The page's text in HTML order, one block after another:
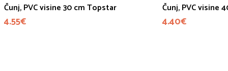
Čunj, PVC visine 30 cm Topstar
4.55€
Čunj, PVC visine
4.40€